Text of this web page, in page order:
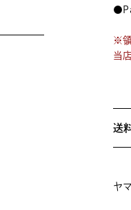
※
当
送
ヤ